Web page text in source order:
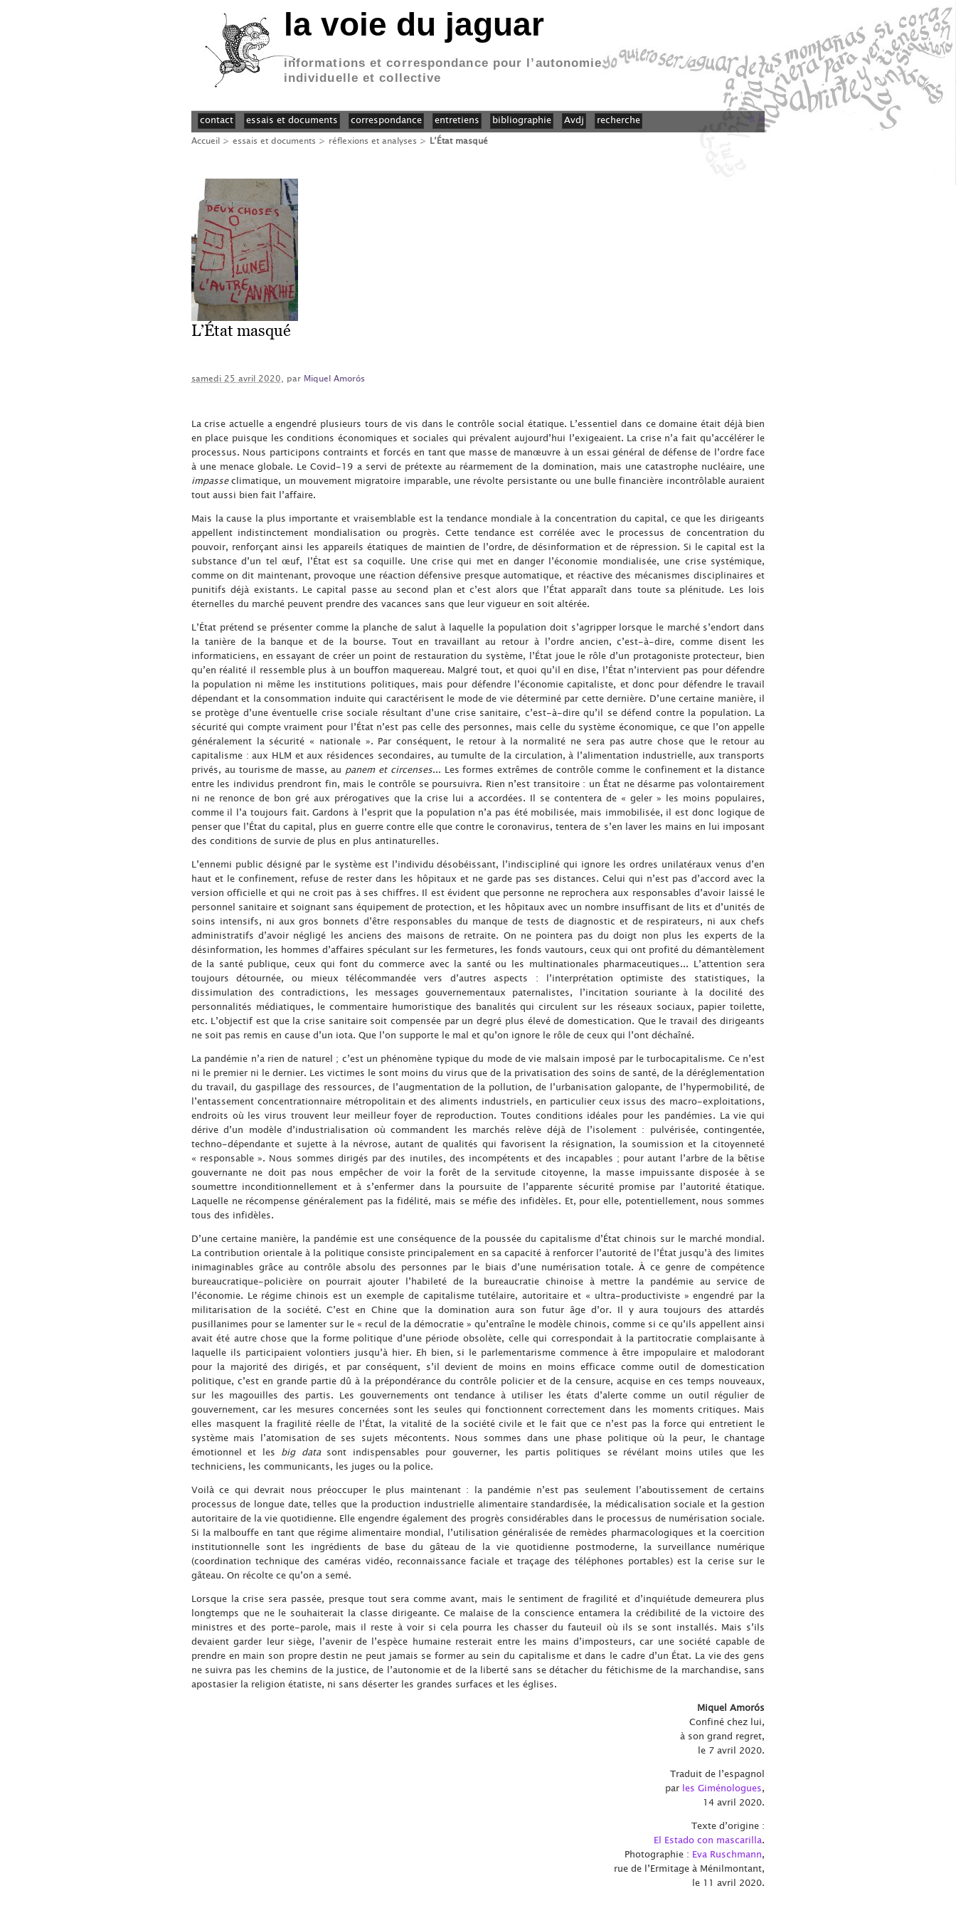
la voie du jaguar
informations et correspondance pour l’autonomie
individuelle et collective
contact essais et documents correspondance entretiens bibliographie Avdj recherche a b
Accueil> essais et documents > réflexions et analyses > L’État masqué
L’État masqué
samedi 25 avril 2020, par Miquel Amorós
La crise actuelle a engendré plusieurs tours de vis dans le contrôle social étatique. L’essentiel dans ce domaine était déjà bien
en place puisque les conditions économiques et sociales qui prévalent aujourd’hui l’exigeaient. La crise n’a fait qu’accélérer le
processus. Nous participons contraints et forcés en tant que masse de manœuvre à un essai général de défense de l’ordre face
à une menace globale. Le Covid-19 a servi de prétexte au réarmement de la domination, mais une catastrophe nucléaire, une
impasseclimatique, un mouvement migratoire imparable, une révolte persistante ou une bulle financière incontrôlable auraient
tout aussi bien fait l’affaire.
Mais la cause la plus importante et vraisemblable est la tendance mondiale à la concentration du capital, ce que les dirigeants
appellent indistinctement mondialisation ou progrès. Cette tendance est corrélée avec le processus de concentration du
pouvoir, renforçant ainsi les appareils étatiques de maintien de l’ordre, de désinformation et de répression. Si le capital est la
substance d’un tel œuf, l’État est sa coquille. Une crise qui met en danger l’économie mondialisée, une crise systémique,
comme on dit maintenant, provoque une réaction défensive presque automatique, et réactive des mécanismes disciplinaires et
punitifs déjà existants. Le capital passe au second plan et c’est alors que l’État apparaît dans toute sa plénitude. Les lois
éternelles du marché peuvent prendre des vacances sans que leur vigueur en soit altérée.
L’État prétend se présenter comme la planche de salut à laquelle la population doit s’agripper lorsque le marché s’endort dans
la tanière de la banque et de la bourse. Tout en travaillant au retour à l’ordre ancien, c’est-à-dire, comme disent les
informaticiens, en essayant de créer un point de restauration du système, l’État joue le rôle d’un protagoniste protecteur, bien
qu’en réalité il ressemble plus à un bouffon maquereau. Malgré tout, et quoi qu’il en dise, l’État n’intervient pas pour défendre
la population ni même les institutions politiques, mais pour défendre l’économie capitaliste, et donc pour défendre le travail
dépendant et la consommation induite qui caractérisent le mode de vie déterminé par cette dernière. D’une certaine manière, il
se protège d’une éventuelle crise sociale résultant d’une crise sanitaire, c’est-à-dire qu’il se défend contre la population. La
sécurité qui compte vraiment pour l’État n’est pas celle des personnes, mais celle du système économique, ce que l’on appelle
généralement la sécurité « nationale ». Par conséquent, le retour à la normalité ne sera pas autre chose que le retour au
capitalisme : aux HLM et aux résidences secondaires, au tumulte de la circulation, à l’alimentation industrielle, aux transports
privés, au tourisme de masse, au panem et circenses... Les formes extrêmes de contrôle comme le confinement et la distance
entre les individus prendront fin, mais le contrôle se poursuivra. Rien n’est transitoire : un État ne désarme pas volontairement
ni ne renonce de bon gré aux prérogatives que la crise lui a accordées. Il se contentera de « geler » les moins populaires,
comme il l’a toujours fait. Gardons à l’esprit que la population n’a pas été mobilisée, mais immobilisée, il est donc logique de
penser que l’État du capital, plus en guerre contre elle que contre le coronavirus, tentera de s’en laver les mains en lui imposant
des conditions de survie de plus en plus antinaturelles.
L’ennemi public désigné par le système est l’individu désobéissant, l’indiscipliné qui ignore les ordres unilatéraux venus d’en
haut et le confinement, refuse de rester dans les hôpitaux et ne garde pas ses distances. Celui qui n’est pas d’accord avec la
version officielle et qui ne croit pas à ses chiffres. Il est évident que personne ne reprochera aux responsables d’avoir laissé le
personnel sanitaire et soignant sans équipement de protection, et les hôpitaux avec un nombre insuffisant de lits et d’unités de
soins intensifs, ni aux gros bonnets d’être responsables du manque de tests de diagnostic et de respirateurs, ni aux chefs
administratifs d’avoir négligé les anciens des maisons de retraite. On ne pointera pas du doigt non plus les experts de la
désinformation, les hommes d’affaires spéculant sur les fermetures, les fonds vautours, ceux qui ont profité du démantèlement
de la santé publique, ceux qui font du commerce avec la santé ou les multinationales pharmaceutiques... L’attention sera
toujours détournée, ou mieux télécommandée vers d’autres aspects : l’interprétation optimiste des statistiques, la
dissimulation des contradictions, les messages gouvernementaux paternalistes, l’incitation souriante à la docilité des
personnalités médiatiques, le commentaire humoristique des banalités qui circulent sur les réseaux sociaux, papier toilette,
etc. L’objectif est que la crise sanitaire soit compensée par un degré plus élevé de domestication. Que le travail des dirigeants
ne soit pas remis en cause d’un iota. Que l’on supporte le mal et qu’on ignore le rôle de ceux qui l’ont déchaîné.
La pandémie n’a rien de naturel ; c’est un phénomène typique du mode de vie malsain imposé par le turbocapitalisme. Ce n’est
ni le premier ni le dernier. Les victimes le sont moins du virus que de la privatisation des soins de santé, de la déréglementation
du travail, du gaspillage des ressources, de l’augmentation de la pollution, de l’urbanisation galopante, de l’hypermobilité, de
l’entassement concentrationnaire métropolitain et des aliments industriels, en particulier ceux issus des macro-exploitations,
endroits où les virus trouvent leur meilleur foyer de reproduction. Toutes conditions idéales pour les pandémies. La vie qui
dérive d’un modèle d’industrialisation où commandent les marchés relève déjà de l’isolement : pulvérisée, contingentée,
techno-dépendante et sujette à la névrose, autant de qualités qui favorisent la résignation, la soumission et la citoyenneté
« responsable ». Nous sommes dirigés par des inutiles, des incompétents et des incapables ; pour autant l’arbre de la bêtise
gouvernante ne doit pas nous empêcher de voir la forêt de la servitude citoyenne, la masse impuissante disposée à se
soumettre inconditionnellement et à s’enfermer dans la poursuite de l’apparente sécurité promise par l’autorité étatique.
Laquelle ne récompense généralement pas la fidélité, mais se méfie des infidèles. Et, pour elle, potentiellement, nous sommes
tous des infidèles.
D’une certaine manière, la pandémie est une conséquence de la poussée du capitalisme d’État chinois sur le marché mondial.
La contribution orientale à la politique consiste principalement en sa capacité à renforcer l’autorité de l’État jusqu’à des limites
inimaginables grâce au contrôle absolu des personnes par le biais d’une numérisation totale. À ce genre de compétence
bureaucratique-policière on pourrait ajouter l’habileté de la bureaucratie chinoise à mettre la pandémie au service de
l’économie. Le régime chinois est un exemple de capitalisme tutélaire, autoritaire et « ultra-productiviste » engendré par la
militarisation de la société. C’est en Chine que la domination aura son futur âge d’or. Il y aura toujours des attardés
pusillanimes pour se lamenter sur le « recul de la démocratie » qu’entraîne le modèle chinois, comme si ce qu’ils appellent ainsi
avait été autre chose que la forme politique d’une période obsolète, celle qui correspondait à la partitocratie complaisante à
laquelle ils participaient volontiers jusqu’à hier. Eh bien, si le parlementarisme commence à être impopulaire et malodorant
pour la majorité des dirigés, et par conséquent, s’il devient de moins en moins efficace comme outil de domestication
politique, c’est en grande partie dû à la prépondérance du contrôle policier et de la censure, acquise en ces temps nouveaux,
sur les magouilles des partis. Les gouvernements ont tendance à utiliser les états d’alerte comme un outil régulier de
gouvernement, car les mesures concernées sont les seules qui fonctionnent correctement dans les moments critiques. Mais
elles masquent la fragilité réelle de l’État, la vitalité de la société civile et le fait que ce n’est pas la force qui entretient le
système mais l’atomisation de ses sujets mécontents. Nous sommes dans une phase politique où la peur, le chantage
émotionnel et les big datasont indispensables pour gouverner, les partis politiques se révélant moins utiles que les
techniciens, les communicants, les juges ou la police.
Voilà ce qui devrait nous préoccuper le plus maintenant : la pandémie n’est pas seulement l’aboutissement de certains
processus de longue date, telles que la production industrielle alimentaire standardisée, la médicalisation sociale et la gestion
autoritaire de la vie quotidienne. Elle engendre également des progrès considérables dans le processus de numérisation sociale.
Si la malbouffe en tant que régime alimentaire mondial, l’utilisation généralisée de remèdes pharmacologiques et la coercition
institutionnelle sont les ingrédients de base du gâteau de la vie quotidienne postmoderne, la surveillance numérique
(coordination technique des caméras vidéo, reconnaissance faciale et traçage des téléphones portables) est la cerise sur le
gâteau. On récolte ce qu’on a semé.
Lorsque la crise sera passée, presque tout sera comme avant, mais le sentiment de fragilité et d’inquiétude demeurera plus
longtemps que ne le souhaiterait la classe dirigeante. Ce malaise de la conscience entamera la crédibilité de la victoire des
ministres et des porte-parole, mais il reste à voir si cela pourra les chasser du fauteuil où ils se sont installés. Mais s’ils
devaient garder leur siège, l’avenir de l’espèce humaine resterait entre les mains d’imposteurs, car une société capable de
prendre en main son propre destin ne peut jamais se former au sein du capitalisme et dans le cadre d’un État. La vie des gens
ne suivra pas les chemins de la justice, de l’autonomie et de la liberté sans se détacher du fétichisme de la marchandise, sans
apostasier la religion étatiste, ni sans déserter les grandes surfaces et les églises.
Miquel Amorós
Confiné chez lui,
à son grand regret,
le 7 avril 2020.
Traduit de l’espagnol
par les Giménologues,
14 avril 2020.
Texte d’origine :
El Estado con mascarilla.
Photographie : Eva Ruschmann,
rue de l’Ermitage à Ménilmontant,
le 11 avril 2020.